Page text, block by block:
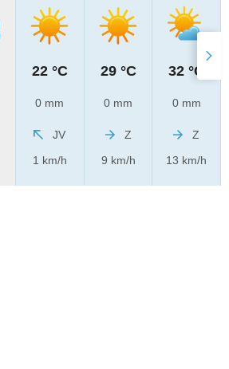
22 °C
0 mm
JV
1 km/h
29 °C
0 mm
Z
9 km/h
32 °C
0 mm
Z
13 km/h